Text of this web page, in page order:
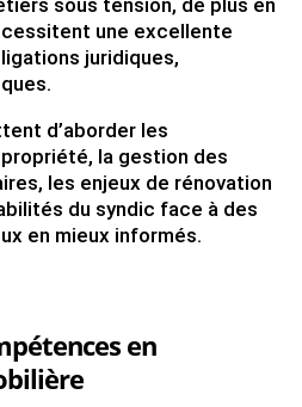
sous tension, de plus en
une excellente
juridiques,
d’aborder les
la gestion des
les enjeux de rénovation
du syndic face à des
en mieux informés.
en